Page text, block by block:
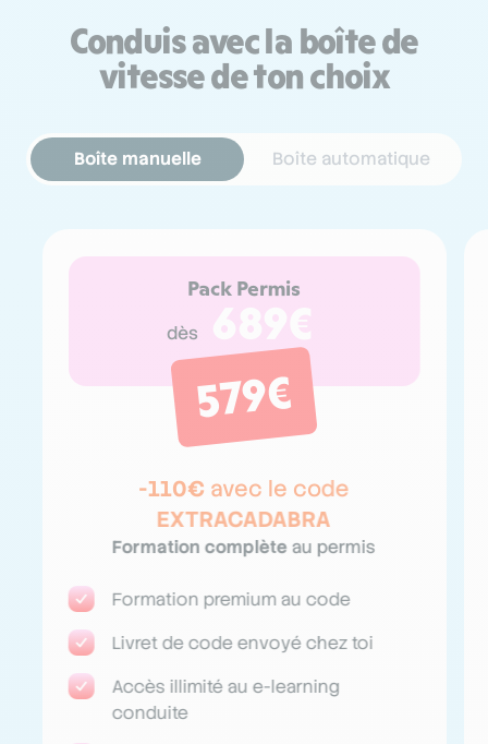
Conduis avec la boîte de
vitesse de ton choix
Boîte manuelle Boîte automatique
Pack Permis
dès 689€
579€
-110€ avec le code
EXTRACADABRA
Formation complèteau permis
Formation premium au code
Livret de code envoyé chez toi
Accès illimité au e-learning
conduite